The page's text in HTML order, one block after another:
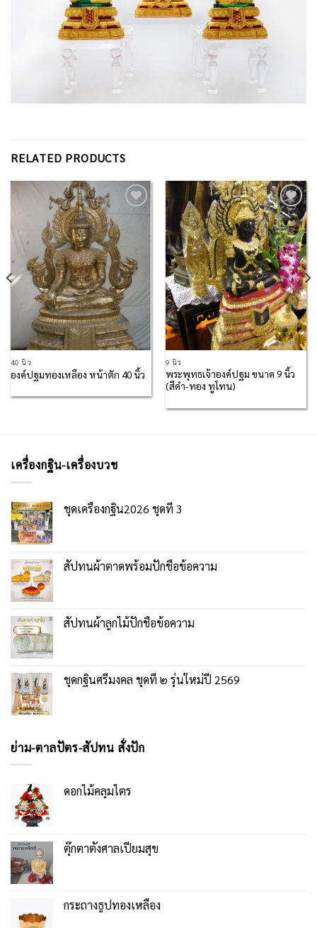
RELATED PRODUCTS
Wishlist
40 นิ้ว
องค์ปฐมทองเหลือง หน้าตัก 40 นิ้ว
Add to
Wishlist
9 นิ้ว
พระพุทธเจ้าองค์ปฐม ขนาด 9 นิ้ว
(สีดำ-ทอง ทูโทน)
เครื่องกฐิน-เครื่องบวช
ชุดเครื่องกฐิน2026 ชุดที่ 3
สัปทนผ้าตาดพร้อมปักชื่อข้อความ
สัปทนผ้าลูกไม้ปักชื่อข้อความ
ชุดกฐินศรีมงคล ชุดที่ ๒ รุ่นใหม่ปี 2569
ย่าม-ตาลปัตร-สัปทน สั่งปัก
ดอกไม้คลุมไตร
ตุ๊กตาตั้งศาลเปี่ยมสุข
กระถางธูปทองเหลือง